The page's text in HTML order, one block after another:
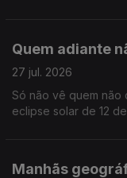
Quem adiante
27 jul. 2026
Só não vê quem não
eclipse solar de 12
Manhãs